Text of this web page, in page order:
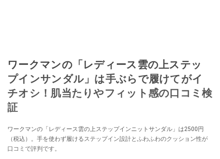
ワークマンの「レディース雲の上ステッ
プインサンダル」は手ぶらで履けてがイ
チオシ！肌当たりやフィット感の口コミ検
証
ワークマンの「レディース雲の上ステップインニットサンダル」は2500円
（税込）。手を使わず履けるステップイン設計とふわふわのクッション性が
口コミで評判です。